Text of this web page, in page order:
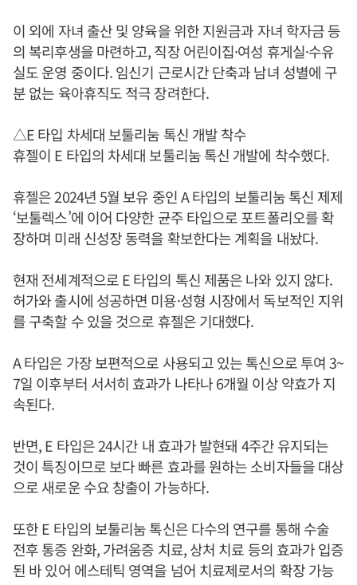
이 외에 자녀 출산 및 양육을 위한 지원금과 자녀 학자금 등
의 복리후생을 마련하고, 직장 어린이집·여성 휴게실·수유
실도 운영 중이다. 임신기 근로시간 단축과 남녀 성별에 구
분 없는 육아휴직도 적극 장려한다.
△E 타입 차세대 보툴리눔 톡신 개발 착수
휴젤이 E 타입의 차세대 보툴리눔 톡신 개발에 착수했다.
휴젤은 2024년 5월 보유 중인 A 타입의 보툴리눔 톡신 제제
‘보툴렉스’에 이어 다양한 균주 타입으로 포트폴리오를 확
장하며 미래 신성장 동력을 확보한다는 계획을 내놨다.
현재 전세계적으로 E 타입의 톡신 제품은 나와 있지 않다.
허가와 출시에 성공하면 미용·성형 시장에서 독보적인 지위
를 구축할 수 있을 것으로 휴젤은 기대했다.
A 타입은 가장 보편적으로 사용되고 있는 톡신으로 투여 3~
7일 이후부터 서서히 효과가 나타나 6개월 이상 약효가 지
속된다.
반면, E 타입은 24시간 내 효과가 발현돼 4주간 유지되는
것이 특징이므로 보다 빠른 효과를 원하는 소비자들을 대상
으로 새로운 수요 창출이 가능하다.
또한 E 타입의 보툴리눔 톡신은 다수의 연구를 통해 수술
전후 통증 완화, 가려움증 치료, 상처 치료 등의 효과가 입증
된 바 있어 에스테틱 영역을 넘어 치료제로서의 확장 가능